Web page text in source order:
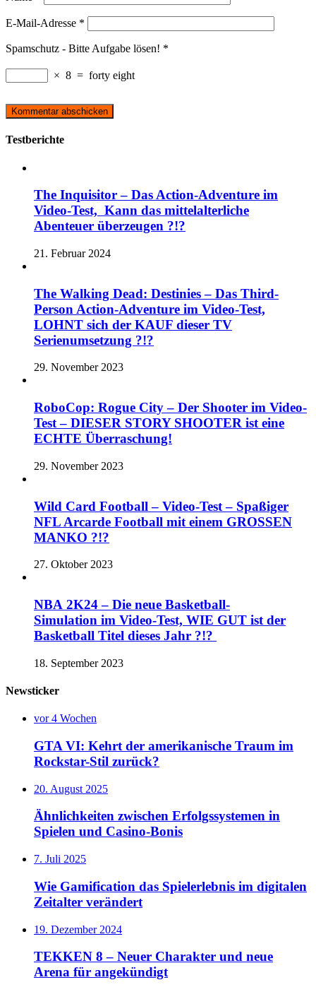
E-Mail-Adresse *
Spamschutz - Bitte Aufgabe lösen! *
× 8 = forty eight
Testberichte
The Inquisitor – Das Action-Adventure im
Video-Test, Kann das mittelalterliche
Abenteuer überzeugen ?!?
21. Februar 2024
The Walking Dead: Destinies – Das Third-
Person Action-Adventure im Video-Test,
LOHNT sich der KAUF dieser TV
Serienumsetzung ?!?
29. November 2023
RoboCop: Rogue City – Der Shooter im Video-
Test – DIESER STORY SHOOTER ist eine
ECHTE Überraschung!
29. November 2023
Wild Card Football – Video-Test – Spaßiger
NFL Arcarde Football mit einem GROSSEN
MANKO ?!?
27. Oktober 2023
NBA 2K24 – Die neue Basketball-
Simulation im Video-Test, WIE GUT ist der
Basketball Titel dieses Jahr ?!?
18. September 2023
Newsticker
vor 4 Wochen
GTA VI: Kehrt der amerikanische Traum im
Rockstar-Stil zurück?
20. August 2025
Ähnlichkeiten zwischen Erfolgssystemen in
Spielen und Casino‑Bonis
7. Juli 2025
Wie Gamification das Spielerlebnis im digitalen
Zeitalter verändert
19. Dezember 2024
TEKKEN 8 – Neuer Charakter und neue
Arena für angekündigt